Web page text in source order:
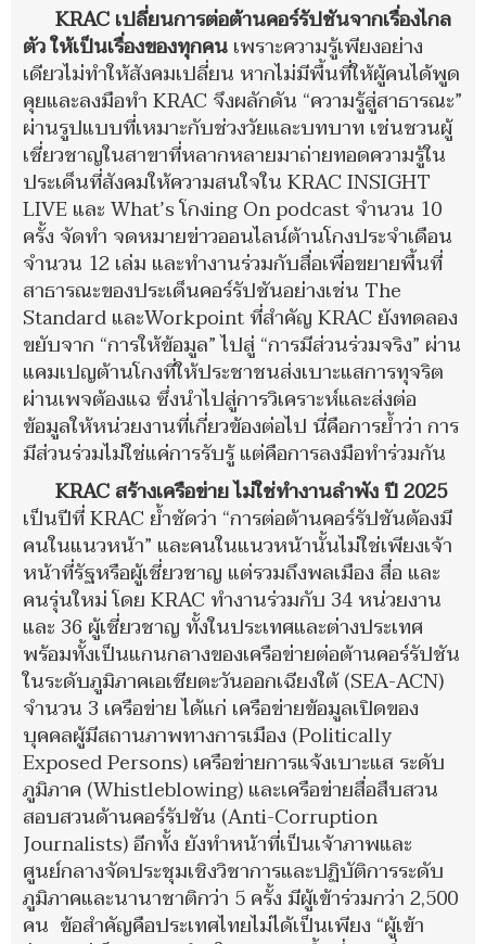
KRAC เปลี่ยนการต่อต้านคอร์รัปชันจากเรื่องไกล
ตัว ให้เป็นเรื่องของทุกคนเพราะความรู้เพียงอย่าง
เดียวไม่ทำให้สังคมเปลี่ยน หากไม่มีพื้นที่ให้ผู้คนได้พูด
คุยและลงมือทำ KRAC จึงผลักดัน “ความรู้สู่สาธารณะ”
ผ่านรูปแบบที่เหมาะกับช่วงวัยและบทบาท เช่นชวนผู้
เชี่ยวชาญในสาขาที่หลากหลายมาถ่ายทอดความรู้ใน
ประเด็นที่สังคมให้ความสนใจใน KRAC INSIGHT
LIVE และ What’s โกงing On podcast จำนวน 10
ครั้ง จัดทำ จดหมายข่าวออนไลน์ต้านโกงประจำเดือน
จำนวน 12 เล่ม และทำงานร่วมกับสื่อเพื่อขยายพื้นที่
สาธารณะของประเด็นคอร์รัปชันอย่างเช่น The
Standard และWorkpoint ที่สำคัญ KRAC ยังทดลอง
ขยับจาก “การให้ข้อมูล” ไปสู่ “การมีส่วนร่วมจริง” ผ่าน
แคมเปญต้านโกงที่ให้ประชาชนส่งเบาะแสการทุจริต
ผ่านเพจต้องแฉ ซึ่งนำไปสู่การวิเคราะห์และส่งต่อ
ข้อมูลให้หน่วยงานที่เกี่ยวข้องต่อไป นี่คือการย้ำว่า การ
มีส่วนร่วมไม่ใช่แค่การรับรู้ แต่คือการลงมือทำร่วมกัน
KRAC สร้างเครือข่าย ไม่ใช่ทำงานลำพัง ปี 2025
เป็นปีที่ KRAC ย้ำชัดว่า “การต่อต้านคอร์รัปชันต้องมี
คนในแนวหน้า” และคนในแนวหน้านั้นไม่ใช่เพียงเจ้า
หน้าที่รัฐหรือผู้เชี่ยวชาญ แต่รวมถึงพลเมือง สื่อ และ
คนรุ่นใหม่ โดย KRAC ทำงานร่วมกับ 34 หน่วยงาน
และ 36 ผู้เชี่ยวชาญ ทั้งในประเทศและต่างประเทศ
พร้อมทั้งเป็นแกนกลางของเครือข่ายต่อต้านคอร์รัปชัน
ในระดับภูมิภาคเอเชียตะวันออกเฉียงใต้ (SEA-ACN)
จำนวน 3 เครือข่าย ได้แก่ เครือข่ายข้อมูลเปิดของ
บุคคลผู้มีสถานภาพทางการเมือง (Politically
Exposed Persons) เครือข่ายการแจ้งเบาะแส ระดับ
ภูมิภาค (Whistleblowing) และเครือข่ายสื่อสืบสวน
สอบสวนด้านคอร์รัปชัน (Anti-Corruption
Journalists) อีกทั้ง ยังทำหน้าที่เป็นเจ้าภาพและ
ศูนย์กลางจัดประชุมเชิงวิชาการและปฏิบัติการระดับ
ภูมิภาคและนานาชาติกว่า 5 ครั้ง มีผู้เข้าร่วมกว่า 2,500
คน ข้อสำคัญคือประเทศไทยไม่ได้เป็นเพียง “ผู้เข้า